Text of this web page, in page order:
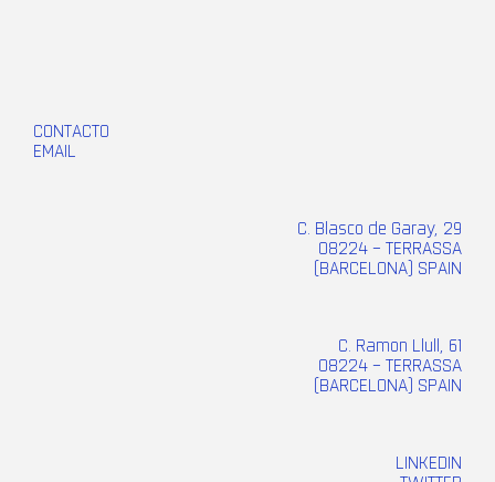
CONTACTO
EMAIL
C. Blasco de Garay, 29
08224 – TERRASSA
(BARCELONA) SPAIN
C. Ramon Llull, 61
08224 – TERRASSA
(BARCELONA) SPAIN
LINKEDIN